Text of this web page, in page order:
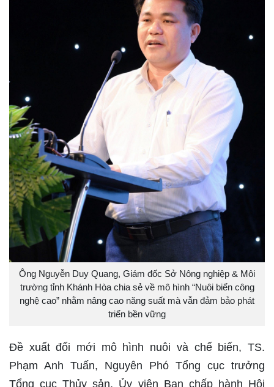
Ông Nguyễn Duy Quang, Giám đốc Sở Nông nghiệp & Môi
trường tỉnh Khánh Hòa chia sẻ về mô hình “Nuôi biển công
nghệ cao” nhằm nâng cao năng suất mà vẫn đảm bảo phát
triển bền vững
Đề xuất đổi mới mô hình nuôi và chế biến, TS.
Phạm Anh Tuấn, Nguyên Phó Tổng cục trưởng
Tổng cục Thủy sản, Ủy viên Ban chấp hành Hội